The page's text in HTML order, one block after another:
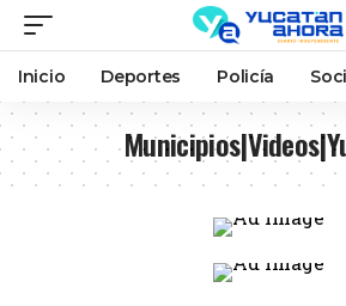
Inicio Deportes Policía